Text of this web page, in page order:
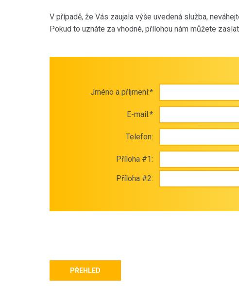
V případě, že Vás zaujala výše uvedená služba,
Pokud to uznáte za vhodné, přílohou nám můžete
Jméno a příjmení:*
E-mail:*
Telefon:
Příloha #1:
Příloha #2:
PŘEHLED